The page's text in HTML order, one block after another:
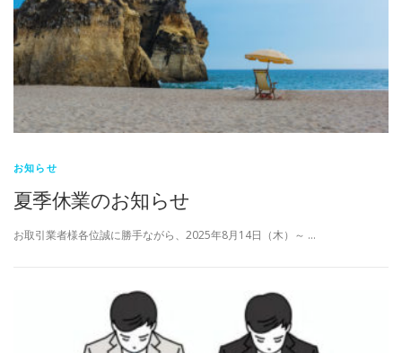
お知らせ
夏季休業のお知らせ
お取引業者様各位誠に勝手ながら、2025年8月14日（木）～ …